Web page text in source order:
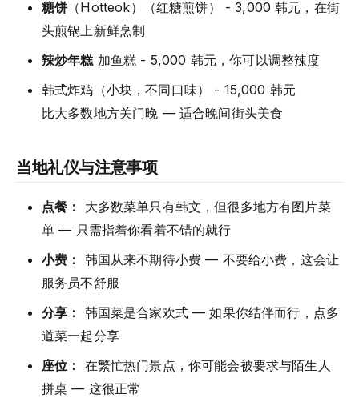
糖饼（Hotteok）（红糖煎饼） - 3,000 韩元，在街
头煎锅上新鲜烹制
辣炒年糕加鱼糕 - 5,000 韩元，你可以调整辣度
韩式炸鸡（小块，不同口味） - 15,000 韩元
比大多数地方关门晚 — 适合晚间街头美食
当地礼仪与注意事项
点餐：
大多数菜单只有韩文，但很多地方有图片菜
单 — 只需指着你看着不错的就行
小费： 韩国从来不期待小费 — 不要给小费，这会让
服务员不舒服
分享： 韩国菜是合家欢式 — 如果你结伴而行，点多
道菜一起分享
座位： 在繁忙热门景点，你可能会被要求与陌生人
拼桌 — 这很正常